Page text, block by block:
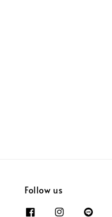
Follow us